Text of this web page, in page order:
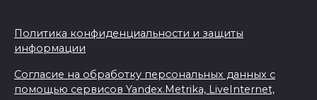
Политика конфиденциальности и защиты
информации
Согласие на обработку персональных данных с
помощью сервисов Yandex.Metrika, LiveInternet,